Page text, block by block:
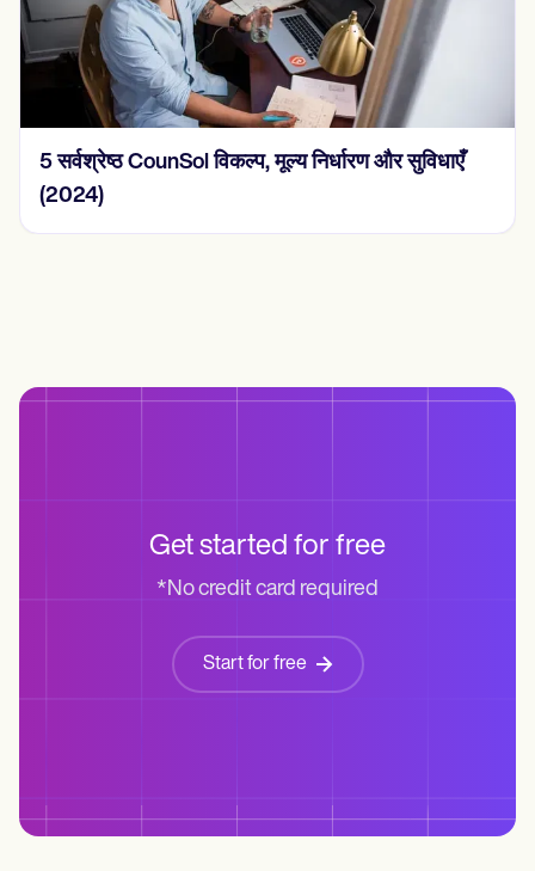
2024 में 15 SOAP नोट उदाहरण
Get started for free
*No credit card required
Start for free